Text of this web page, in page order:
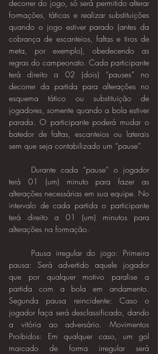
decorrer do jogo, só será permitido alterar
formações, táticas e realizar substituições
quando o jogo estiver parado (antes da
cobrança de escanteios, faltas e tiros de
meta, por exemplo), obedecendo as
regras do campeonato. Cada participante
terá direito a 02 (dois) “pauses” no
decorrer da partida para alterações no
esquema tático ou substituição de
jogadores, somente quando a bola estiver
parada. O participante poderá mudar o
batedor de faltas, escanteios ou laterais
sem que seja contabilizado um “pause”.
Durante cada “pause” o jogador
terá 01 (um) minuto para fazer as
alterações necessárias em sua equipe. No
intervalo de cada partida o participante
terá direito a 01 (um) minutos para
alterações na formação.
Pausa irregular do jogo: Primeira
pausa: Será advertido aquele jogador
que por qualquer motivo paralise a
partida com a bola em andamento.
Segunda pausa reincidente: Caso o
jogador faça será desclassificado, dando
a vitória ao adversário. Movimentos
Proibidos: Em qualquer caso, um gol
marcado de forma irregular será